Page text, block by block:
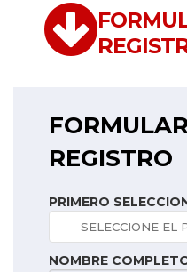
REGISTRO
PRIMERO
NOMBRE